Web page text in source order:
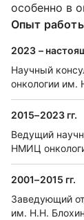
особенно в
Опыт
2023 –
Научный
онкологии им.
2015–2023 гг.
Ведущий
НМИЦ
2001–2015 гг.
Заведующий
им. Н.Н.